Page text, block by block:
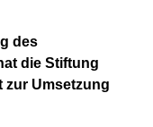
des
die Stiftung
zur Umsetzung